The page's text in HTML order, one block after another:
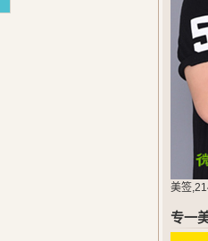
美签
专一